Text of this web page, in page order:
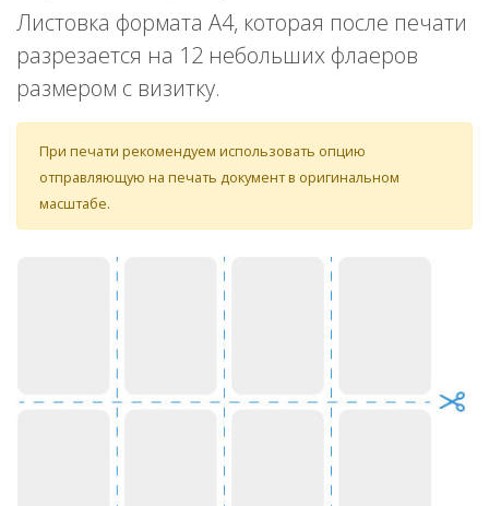
Листовка формата A4, которая после печати
разрезается на 12 небольших флаеров
размером с визитку.
При печати рекомендуем использовать опцию
отправляющую на печать документ в оригинальном
масштабе.